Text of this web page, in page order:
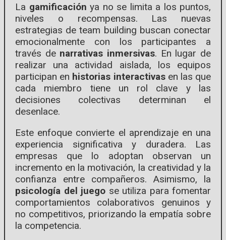
La gamificación ya no se limita a los puntos,
niveles o recompensas. Las nuevas
estrategias de team building buscan conectar
emocionalmente con los participantes a
través de narrativas inmersivas. En lugar de
realizar una actividad aislada, los equipos
participan en historias interactivasen las que
cada miembro tiene un rol clave y las
decisiones colectivas determinan el
desenlace.
Este enfoque convierte el aprendizaje en una
experiencia significativa y duradera. Las
empresas que lo adoptan observan un
incremento en la motivación, la creatividad y la
confianza entre compañeros. Asimismo, la
psicología del juego se utiliza para fomentar
comportamientos colaborativos genuinos y
no competitivos, priorizando la empatía sobre
la competencia.